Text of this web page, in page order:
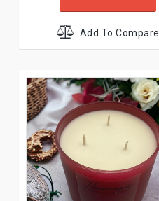
Add To Compare